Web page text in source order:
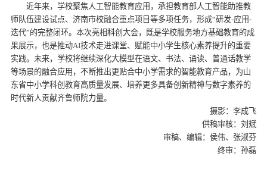
近年来，学校聚焦人工智能教育应用，承担教育部人工智能助推教
师队伍建设试点、济南市校融合重点项目等多项任务，形成“研发-应用-
迭代”的完整闭环。本次亮相科创大会，既是学校服务地方基础教育的成
果展示，也是推动AI技术走进课堂、赋能中小学生核心素养提升的重要
实践。未来，学校将继续深化大模型在语文、书法、诵读、普通话教学
等场景的融合应用，不断推出更贴合中小学需求的智能教育产品，为山
东省中小学科创教育高质量发展、培养更多具备创新精神与数字素养的
时代新人贡献齐鲁师院力量。
摄影：李成飞
供稿审核：刘斌
审稿、编辑：侯伟、张淑芬
终审：孙磊